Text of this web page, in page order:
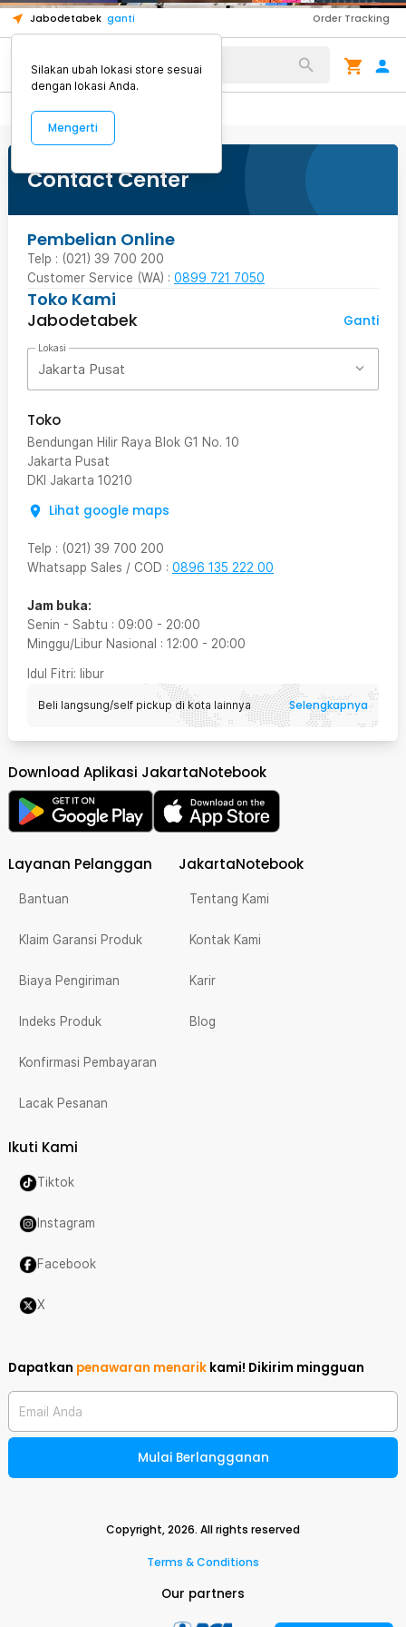
Jabodetabek ganti Order Tracking
Alat Kopi
1
1
1
Contact Center
Pembelian Online
Telp : (021) 39 700 200
Customer Service (WA) : 0899 721 7050
Toko Kami
Jabodetabek
Ganti
Lokasi
Jakarta Pusat
Toko
Bendungan Hilir Raya Blok G1 No. 10
Jakarta Pusat
DKI Jakarta 10210
Lihat google maps
Telp : (021) 39 700 200
Whatsapp Sales / COD : 0896 135 222 00
Jam buka:
Senin - Sabtu : 09:00 - 20:00
Minggu/Libur Nasional : 12:00 - 20:00
Idul Fitri: libur
Beli langsung/self pickup di kota lainnya Selengkapnya
Download Aplikasi JakartaNotebook
Layanan Pelanggan
Bantuan
Klaim Garansi Produk
Biaya Pengiriman
Indeks Produk
Konfirmasi Pembayaran
Lacak Pesanan
JakartaNotebook
Tentang Kami
Kontak Kami
Karir
Blog
Ikuti Kami
Tiktok
Instagram
Facebook
X
Dapatkan penawaran menarik kami! Dikirim mingguan
Email Anda
Mulai Berlangganan
Copyright,2026. All rights reserved
Terms & Conditions
Our partners
Silakan ubah lokasi store sesuai
dengan lokasi Anda.
Mengerti